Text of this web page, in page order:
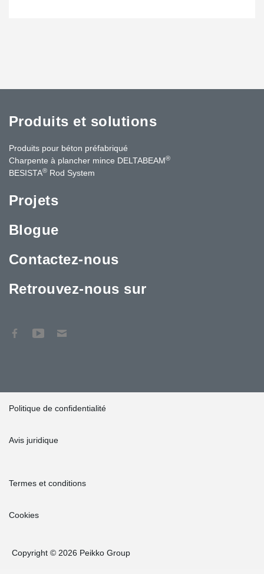
Produits et solutions
Produits pour béton préfabriqué
Charpente à plancher mince DELTABEAM®
BESISTA® Rod System
Projets
Blogue
Contactez-nous
Retrouvez-nous sur
Politique de confidentialité
Avis juridique
Termes et conditions
Cookies
Copyright © 2026 Peikko Group